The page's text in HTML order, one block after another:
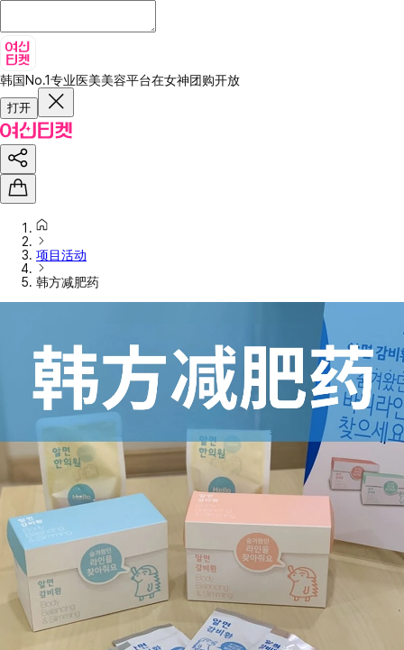
韩国No.1专业医美美容平台在女神团购开放
打开
项目活动
韩方减肥药